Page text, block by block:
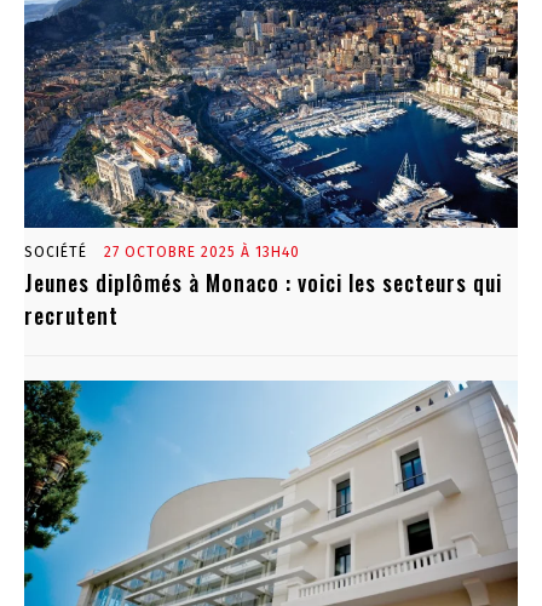
SOCIÉTÉ 27 OCTOBRE 2025 À 13H40
Jeunes diplômés à Monaco : voici les secteurs qui
recrutent